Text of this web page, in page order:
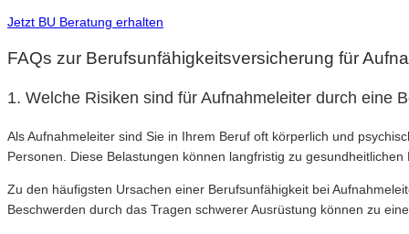
Jetzt BU Beratung erhalten
FAQs zur Berufsunfähigkeitsversicherung für
1. Welche Risiken sind für Aufnahmeleiter durch eine
Als Aufnahmeleiter sind Sie in Ihrem Beruf oft körperlich und
Personen. Diese Belastungen können langfristig zu
Zu den häufigsten Ursachen einer Berufsunfähigkeit bei
Beschwerden durch das Tragen schwerer Ausrüstung können zu